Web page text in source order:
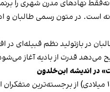
نهادهای مدرن شهری را
است. در متون رسمی طالبان و
قدرت از بادیه آغاز
در اندیشه ابن‌خلدون
ابن‌خلدون (۱۳۳۲–۱۴۰۶ میلادی) از